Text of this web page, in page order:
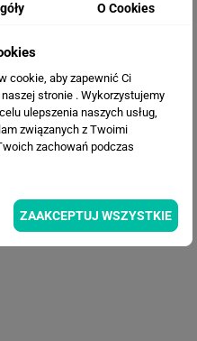
O Cookies
cookie, aby zapewnić Ci
stronie . Wykorzystujemy
ulepszenia naszych usług,
związanych z Twoimi
zachowań podczas
ZAAKCEPTUJ WSZYSTKIE